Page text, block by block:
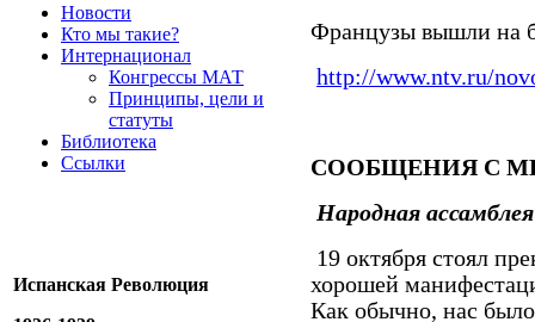
Новости
Кто мы такие?
Интернационал
Конгрессы МАТ
Принципы, цели и
статуты
Библиотека
Ссылки
Испанская Революция
Французы вышли на
http://www.ntv.ru/
СООБЩЕНИЯ С
Народная
19 октября стоял
хорошей
Как обычно, нас было